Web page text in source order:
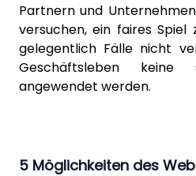
Partnern und
versuchen, ein faires Spiel
gelegentlich Fälle nicht
Geschäftsleben keine
angewendet werden.
5 Möglichkeiten des